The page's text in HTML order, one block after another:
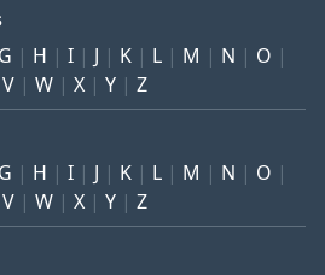
G H I J K L M N
O
V W X Y Z
G H I J K L M N
O
V W X Y Z